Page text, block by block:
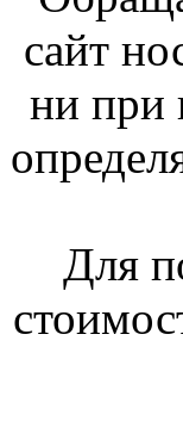
сайт
ни при
Для